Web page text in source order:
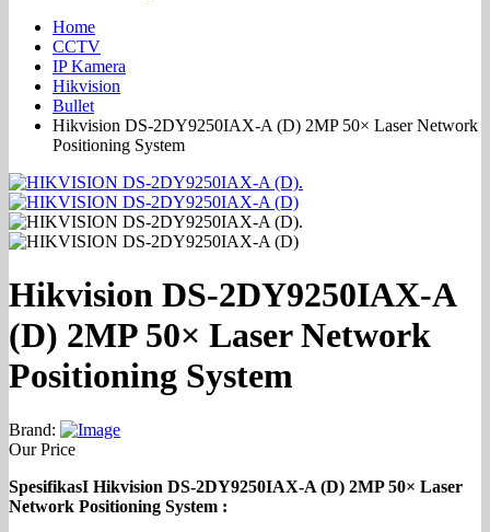
Home
CCTV
IP Kamera
Hikvision
Bullet
Hikvision DS-2DY9250IAX-A (D) 2MP 50× Laser Network
Positioning System
Hikvision DS-2DY9250IAX-A
(D) 2MP 50× Laser Network
Positioning System
Brand:
Our Price
SpesifikasI Hikvision DS-2DY9250IAX-A (D) 2MP 50× Laser
Network Positioning System :